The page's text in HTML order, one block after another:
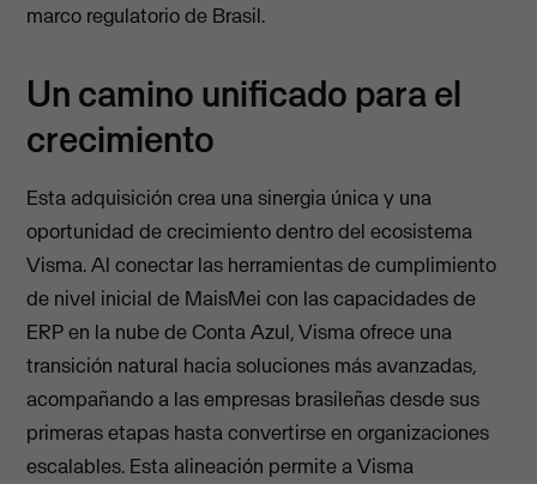
marco regulatorio de Brasil.
Un camino unificado para el
crecimiento
Esta adquisición crea una sinergia única y una
oportunidad de crecimiento dentro del ecosistema
Visma. Al conectar las herramientas de cumplimiento
de nivel inicial de MaisMei con las capacidades de
ERP en la nube de Conta Azul, Visma ofrece una
transición natural hacia soluciones más avanzadas,
acompañando a las empresas brasileñas desde sus
primeras etapas hasta convertirse en organizaciones
escalables. Esta alineación permite a Visma